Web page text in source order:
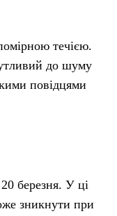
течією.
до шуму
повідцями
березня. У ці
зникнути при